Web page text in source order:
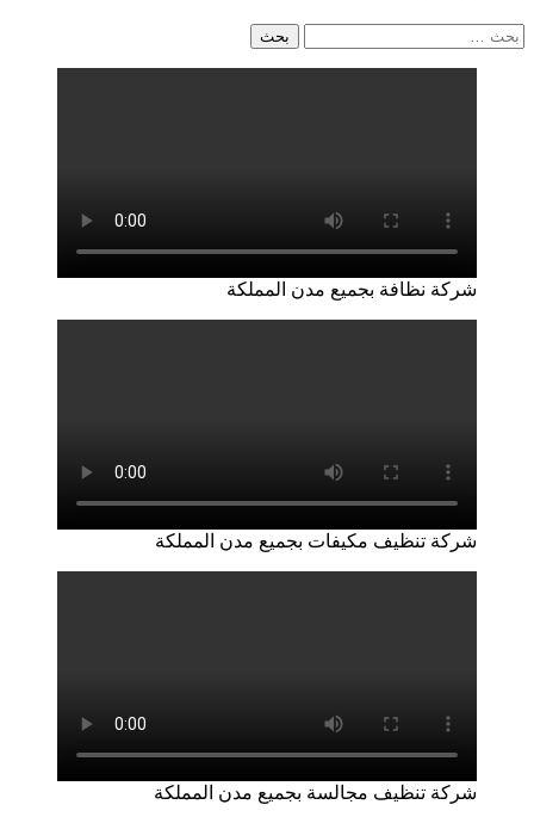
البحث
عن:
شركة نظافة بجميع مدن المملكة
شركة تنظيف مكيفات بجميع مدن المملكة
شركة تنظيف مجالسة بجميع مدن المملكة